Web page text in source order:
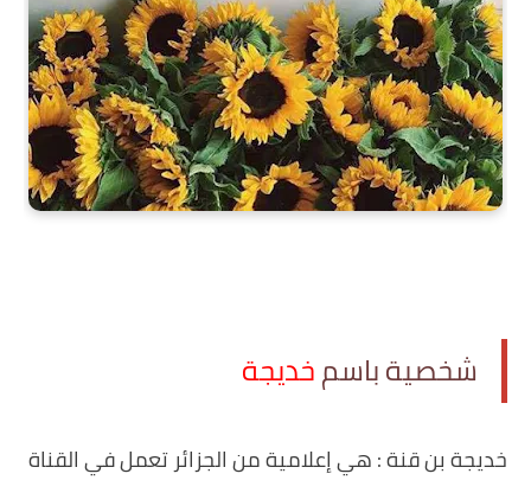
شخصية باسمخديجة
خديجة بن قنة : هي إعلامية من الجزائر تعمل في القناة